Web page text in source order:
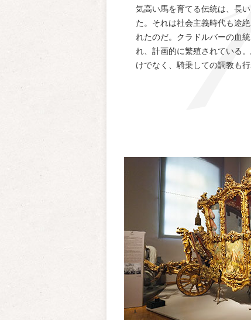
気高い馬を育てる伝統は、長
た。それは社会主義時代も途
れたのだ。クラドルバーの血
れ、計画的に繁殖されている
けでなく、騎乗しての調教も行